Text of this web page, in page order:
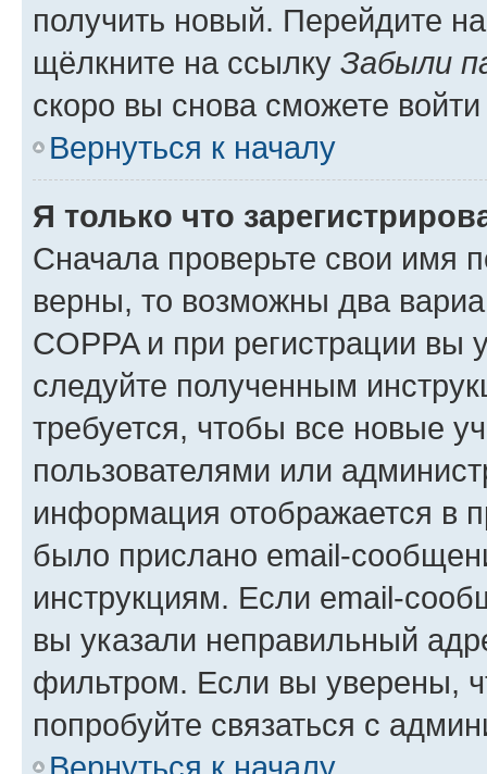
получить новый. Перейдите
щёлкните на ссылку Забыли
скоро вы снова сможете
Вернуться к началу
Я только что
Сначала проверьте свои имя
верны, то возможны два
COPPA и при регистрации вы
следуйте полученным
требуется, чтобы все новые
пользователями или
информация отображается в
было прислано email-
инструкциям. Если email-
вы указали неправильный
фильтром. Если вы уверены,
попробуйте связаться с
Вернуться к началу